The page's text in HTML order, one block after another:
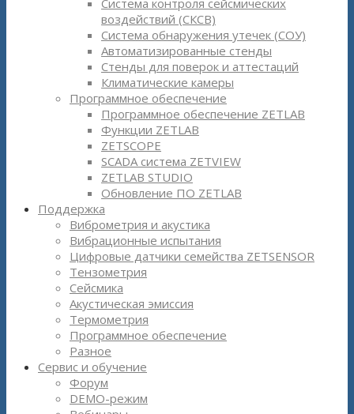
Система контроля сейсмических
воздействий (СКСВ)
Система обнаружения утечек (СОУ)
Автоматизированные стенды
Стенды для поверок и аттестаций
Климатические камеры
Программное обеспечение
Программное обеспечение ZETLAB
Функции ZETLAB
ZETSCOPE
SCADA система ZETVIEW
ZETLAB STUDIO
Обновление ПО ZETLAB
Поддержка
Виброметрия и акустика
Вибрационные испытания
Цифровые датчики семейства ZETSENSOR
Тензометрия
Сейсмика
Акустическая эмиссия
Термометрия
Программное обеспечение
Разное
Сервис и обучение
Форум
DEMO-режим